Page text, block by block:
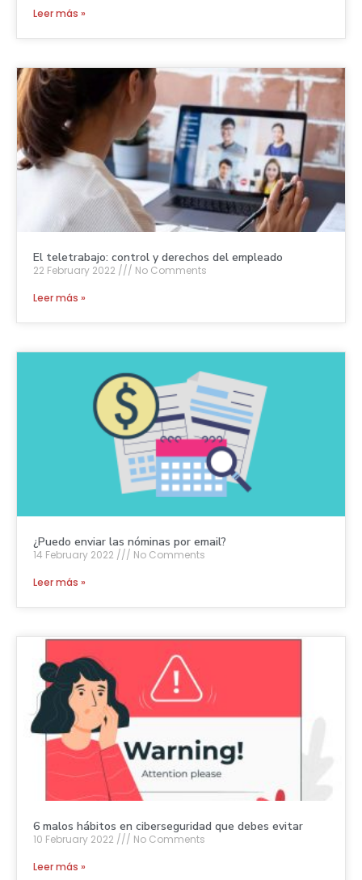
Leer más »
El teletrabajo: control y derechos del empleado
22 February 2022
No Comments
Leer más »
¿Puedo enviar las nóminas por email?
14 February 2022
No Comments
Leer más »
6 malos hábitos en ciberseguridad que debes evitar
10 February 2022
No Comments
Leer más »